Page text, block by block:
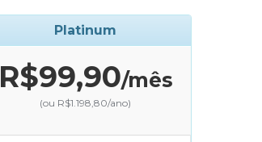
Platinum
R$99,90/mês
(ou R$1.198,80/ano)